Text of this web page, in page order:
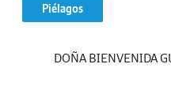
Piélagos
DOÑA BIENVENIDA